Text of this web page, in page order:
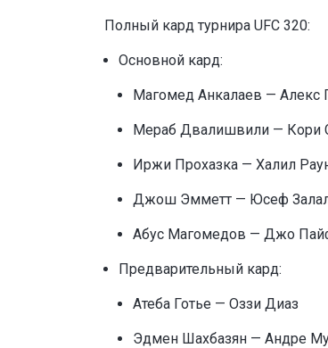
Полный кард турнира UFC 320:
Основной кард:
Магомед Анкалаев — Алекс
Мераб Двалишвили — Кори
Иржи Прохазка — Халил
Джош Эмметт — Юсеф
Абус Магомедов — Джо
Предварительный кард:
Атеба Готье — Оззи Диаз
Эдмен Шахбазян — Андре